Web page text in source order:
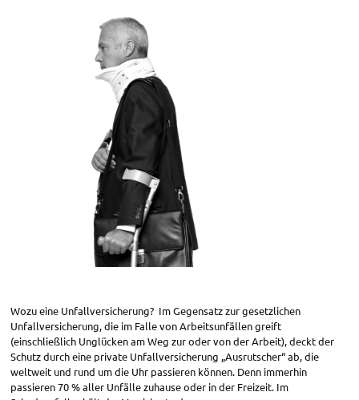
Wozu eine Unfallversicherung? Im Gegensatz zur gesetzlichen
Unfallversicherung, die im Falle von Arbeitsunfällen greift
(einschließlich Unglücken am Weg zur oder von der Arbeit), deckt der
Schutz durch eine private Unfallversicherung „Ausrutscher“ ab, die
weltweit und rund um die Uhr passieren können. Denn immerhin
passieren 70 % aller Unfälle zuhause oder in der Freizeit. Im